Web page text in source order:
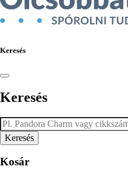
Keresés
Keresés
Kosár